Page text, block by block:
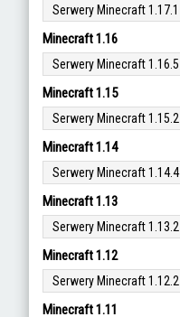
Serwery Minecraft 1.17.1
Minecraft 1.16
Serwery Minecraft 1.16.5
Minecraft 1.15
Serwery Minecraft 1.15.2
Minecraft 1.14
Serwery Minecraft 1.14.4
Minecraft 1.13
Serwery Minecraft 1.13.2
Minecraft 1.12
Serwery Minecraft 1.12.2
Minecraft 1.11